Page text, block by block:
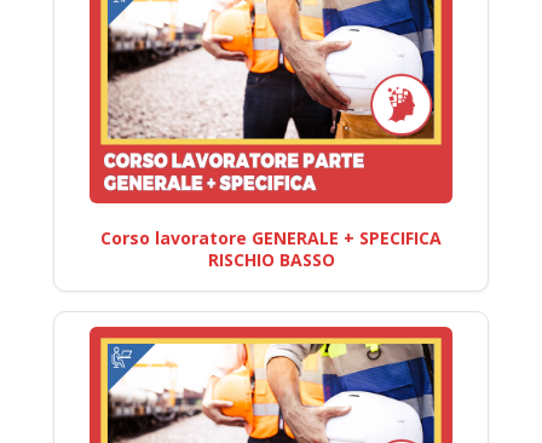
Corso lavoratore GENERALE + SPECIFICA
RISCHIO BASSO